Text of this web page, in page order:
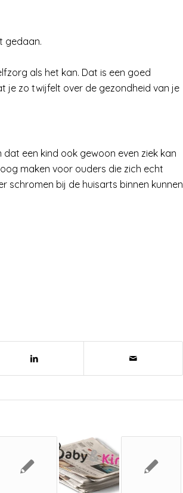
gedaan.
als het kan. Dat is een goed
je zo twijfelt over de gezondheid van je
een kind ook gewoon even ziek kan
maken voor ouders die zich echt
schromen bij de huisarts binnen kunnen